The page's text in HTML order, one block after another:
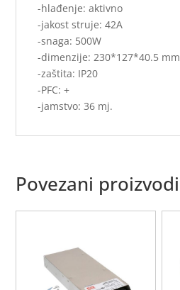
-hlađenje: aktivno
-jakost struje: 42A
-snaga: 500W
-dimenzije: 230*127*40.5 mm
-zaštita: IP20
-PFC: +
-jamstvo: 36 mj.
Povezani proizvodi